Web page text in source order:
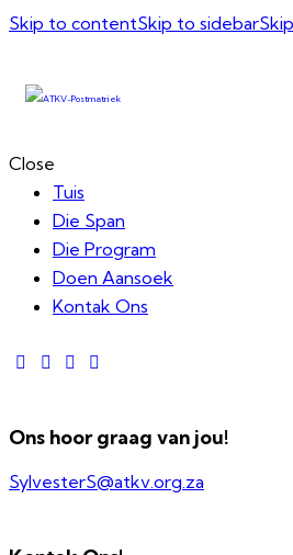
Skip to contentSkip to sidebar
Close
Tuis
Die Span
Die Program
Doen Aansoek
Kontak Ons
Ons hoor graag van jou!
SylvesterS@atkv.org.za